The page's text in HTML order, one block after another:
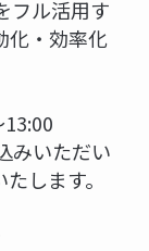
フル活用す
化・効率化
みいただい
します。